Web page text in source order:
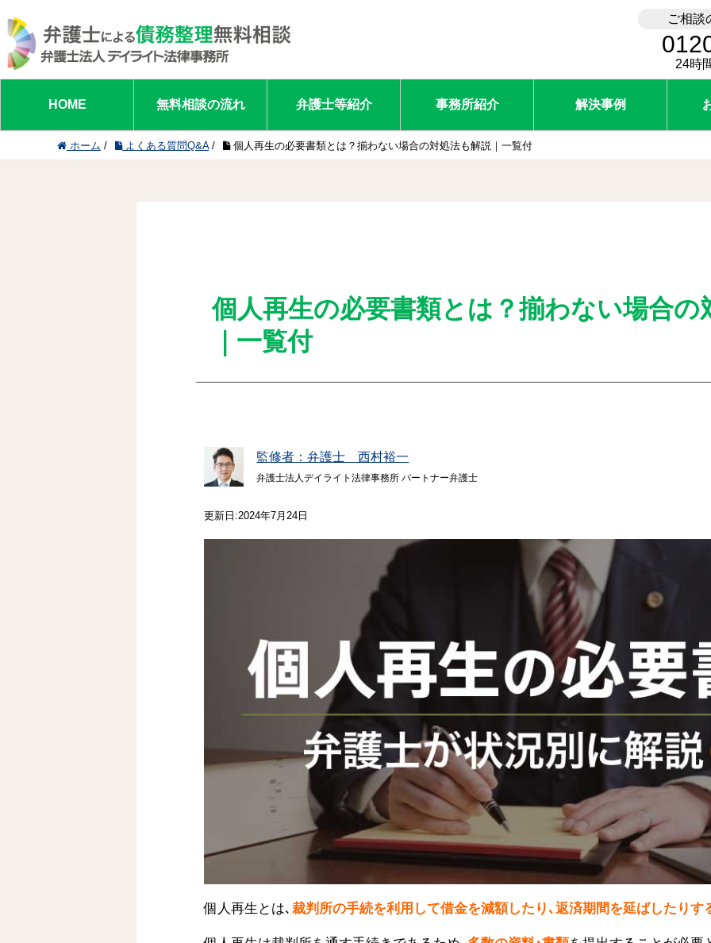
ご相談
24時
HOME 無料相談の流れ 弁護士等紹介 事務所紹介 解決事例
ホーム / よくある質問Q&A/ 個人再生の必要書類とは？揃わない場合の対処法も解説｜一覧付
個人再生の必要書類とは？揃わない場合の
｜一覧付
監修者：弁護士 西村裕一
弁護士法人デイライト法律事務所 パートナー弁護士
更新日:2024年7月24日
個人再生とは､ 裁判所の手続を利用して借金を減額したり､返済期間を延ばしたりす